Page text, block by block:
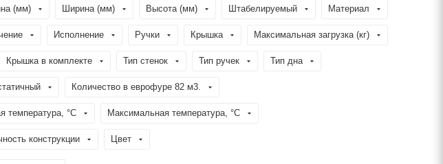
(мм) Ширина (мм) Высота (мм) Штабелируемый Материал
Исполнение Ручки Крышка Максимальная загрузка (кг)
Крышка в комплекте Тип стенок Тип ручек Тип дна
Количество в еврофуре 82 м3.
температура, °C Максимальная температура, °C
конструкции Цвет